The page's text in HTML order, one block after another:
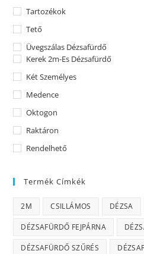
Tartozékok
Tető
Üvegszálas Dézsafürdő
Kerek 2m-Es Dézsafürdő
Két Személyes
Medence
Oktogon
Raktáron
Rendelhető
Termék Címkék
2M CSILLÁMOS DÉZSA
DÉZSAFÜRDŐ FEJPÁRNA
DÉZSAFÜRDŐ SZŰRÉS